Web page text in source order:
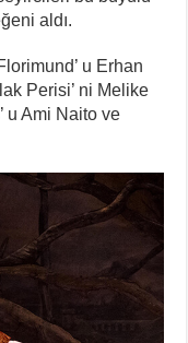
aldı.
u Erhan
Perisi’ ni Melike
u Ami Naito ve